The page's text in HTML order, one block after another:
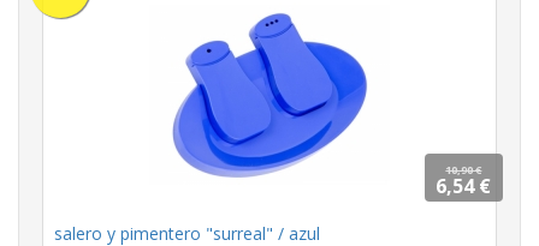
10,90 €
6,54 €
salero y pimentero "surreal" / azul